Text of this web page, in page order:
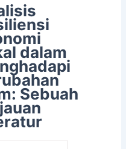
dalam
Sebuah